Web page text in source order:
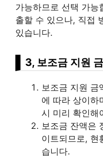
가능하므로 선택 가능
출할 수 있으나, 직접
있습니다.
3, 보조금 지원
보조금 지원 금
에 따라 상이하
시 미리 확인해
보조금 잔액은
이트되므로, 현
습니다.